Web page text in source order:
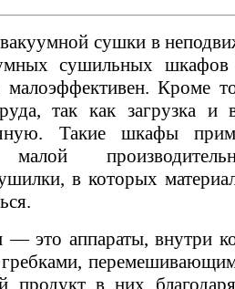
сушки в
сушильных
Кроме
так как загрузка и
Такие шкафы
в которых
— это аппараты, внутри
продукт в них